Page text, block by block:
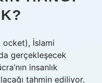
gerçekleşecek
insanlık
tahmin ediliyor.